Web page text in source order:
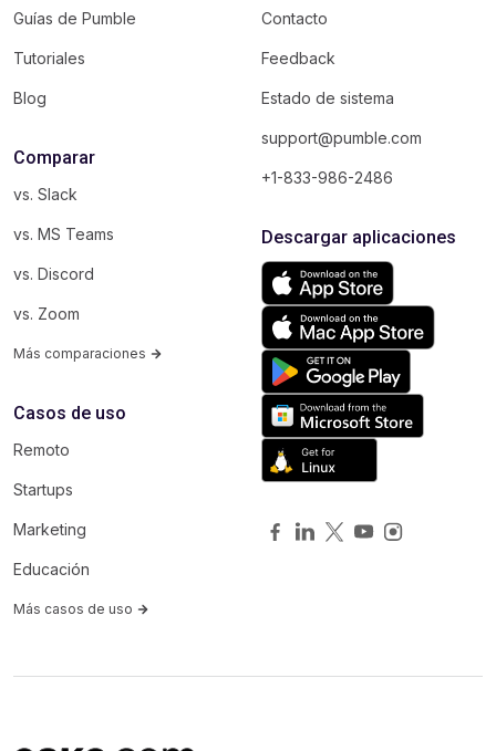
Guías de Pumble
Tutoriales
Blog
Comparar
vs. Slack
vs. MS Teams
vs. Discord
vs. Zoom
Más comparaciones
Casos de uso
Remoto
Startups
Marketing
Educación
Más casos de uso
Contacto
Feedback
Estado de sistema
support@pumble.com
+1-833-986-2486
Descargar aplicaciones